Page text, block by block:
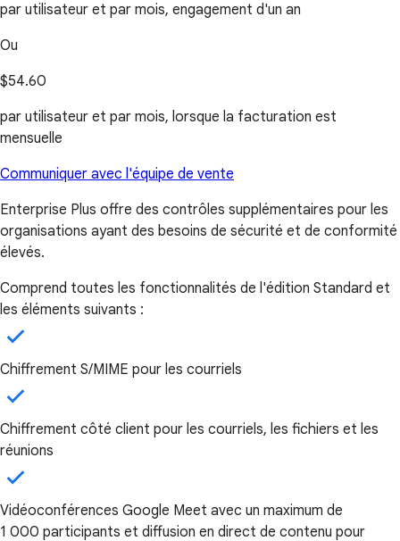
par utilisateur et par mois, engagement d'un an
Ou
$54.60
par utilisateur et par mois, lorsque la facturation est
mensuelle
Communiquer avec l'équipe de vente
Enterprise Plus offre des contrôles supplémentaires pour les
organisations ayant des besoins de sécurité et de conformité
élevés.
Comprend toutes les fonctionnalités de l'édition Standard et
les éléments suivants :
Chiffrement S/MIME pour les courriels
Chiffrement côté client pour les courriels, les fichiers et les
réunions
Vidéoconférences Google Meet avec un maximum de
1 000 participants et diffusion en direct de contenu pour